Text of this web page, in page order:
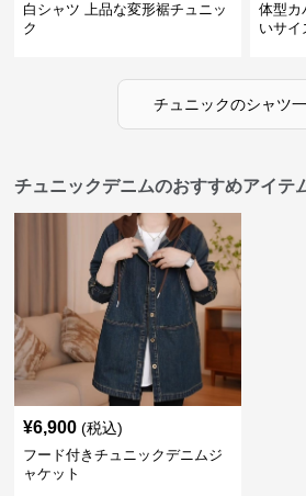
白シャツ 上品な変形裾チュニッ
ク
体型カ
いサイ
チュニックのシャツ
チュニックデニムのおすすめアイテ
¥6,900 (税込)
フード付きチュニックデニムジ
ャケット